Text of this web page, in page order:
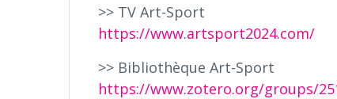
>> TV Art-Sport
https://www.artsport2024.com/
>> Bibliothèque Art-Sport
https://www.zotero.org/groups/